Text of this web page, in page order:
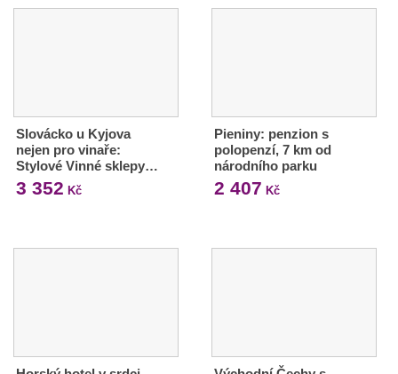
Slovácko u Kyjova
nejen pro vinaře:
Stylové Vinné sklepy…
3 352 Kč
Pieniny: penzion s
polopenzí, 7 km od
národního parku
2 407 Kč